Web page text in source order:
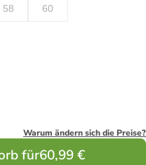
58 60
Warum ändern sich die Preise?
für60,99 €